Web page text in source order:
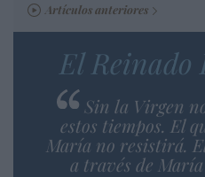
Artículos anteriores
El
Sin la Virgen
estos tiempos. El
María no resistirá.
a través de